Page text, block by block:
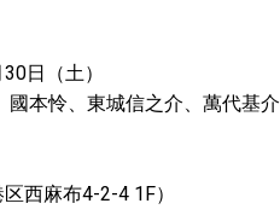
日（土）
本怜、東城信之介、萬代基介
西麻布4-2-4 1F）